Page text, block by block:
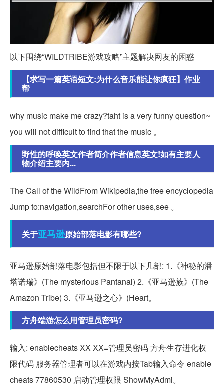
以下围绕“WILDTRIBE游戏攻略”主题解决网友的困惑
【求写一篇英语短文:为什么音乐能让你疯狂】作业
帮
why music make me crazy?taht is a very funny question~
you will not difficult to find that the music 。
野性的呼唤英文作者简介作者信息英文!如有主要人
物介绍主要内...
The Call of the WildFrom Wikipedia,the free encyclopedia
Jump to:navigation,searchFor other uses,see 。
关于亚马逊原始部落电影有哪些?
亚马逊原始部落电影包括但不限于以下几部: 1.《神秘的潘
塔诺瑞》(The mysterious Pantanal) 2.《亚马逊族》(The
Amazon Tribe) 3.《亚马逊之心》(Heart。
方舟端游怎么用管理员密码?
输入: enablecheats XX XX=管理员密码 方舟生存进化权
限代码 服务器管理者可以在游戏内按Tab输入命令 enable
cheats 77860530 启动管理权限 ShowMyAdmi。